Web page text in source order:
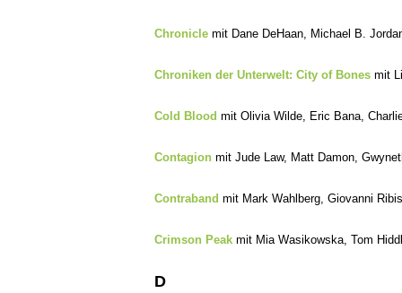
Chronicle mit Dane DeHaan, Michael B.
Chroniken der Unterwelt: City of Bones mit
Cold Blood mit Olivia Wilde, Eric Bana,
Contagion mit Jude Law, Matt Damon,
Contraband mit Mark Wahlberg, Giovanni
Crimson Peak mit Mia Wasikowska, Tom
D